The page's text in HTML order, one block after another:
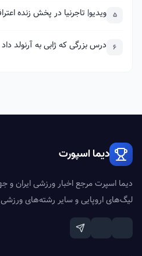
5 ویدیو| تاجرنیا در پخش زنده
6 درس بزرگی که ژابی به آرنولد داد
دیما اسپورت
دیما اسپرت مرجع اخبار ورزشی ایران و
لیگ‌های اروپایی و سایر رشته‌های